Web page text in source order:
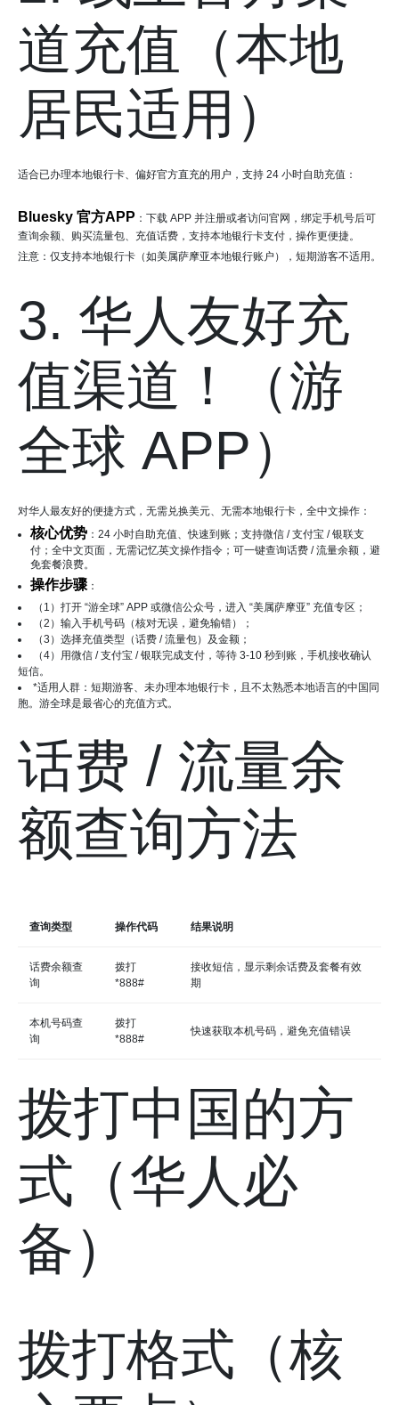
道充值（本地
居民适用）
适合已办理本地银行卡、偏好官方直充的用户，支持 24 小时自助充值：
Bluesky 官方APP ：下载 APP 并注册或者访问官网，绑定手机号后可
查询余额、购买流量包、充值话费，支持本地银行卡支付，操作更便捷。
注意：仅支持本地银行卡（如美属萨摩亚本地银行账户），短期游客不适用。
3. 华人友好充
值渠道！（游
全球 APP）
对华人最友好的便捷方式，无需兑换美元、无需本地银行卡，全中文操作：
核心优势 ：24 小时自助充值、快速到账；支持微信 / 支付宝 / 银联支
付；全中文页面，无需记忆英文操作指令；可一键查询话费 / 流量余额，避
免套餐浪费。
操作步骤：
（1）打开 “游全球” APP 或微信公众号，进入 “美属萨摩亚” 充值专区；
（2）输入手机号码（核对无误，避免输错）；
（3）选择充值类型（话费 / 流量包）及金额；
（4）用微信 / 支付宝 / 银联完成支付，等待 3-10 秒到账，手机接收确认
短信。
*适用人群：短期游客、未办理本地银行卡，且不太熟悉本地语言的中国同
胞。游全球是最省心的充值方式。
话费 / 流量余
额查询方法
查询类型 操作代码 结果说明
话费余额查
询
拨打
*888#
接收短信，显示剩余话费及套餐有效
期
本机号码查
询
拨打
*888#
快速获取本机号码，避免充值错误
拨打中国的方
式（华人必
备）
拨打格式（核